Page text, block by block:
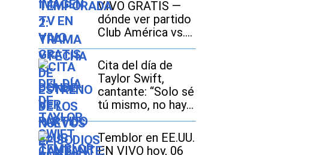
mexicana de
Amazon Prime
Video
VIVO GRATIS —
dónde ver partido
Club América vs.
San Diego FC por
señal abierta y
Fútbol Online
Cita del día de
Taylor Swift,
cantante: “Solo sé
tú mismo, no hay
nadie mejor”
Temblor en EE.UU.
EN VIVO hoy, 06